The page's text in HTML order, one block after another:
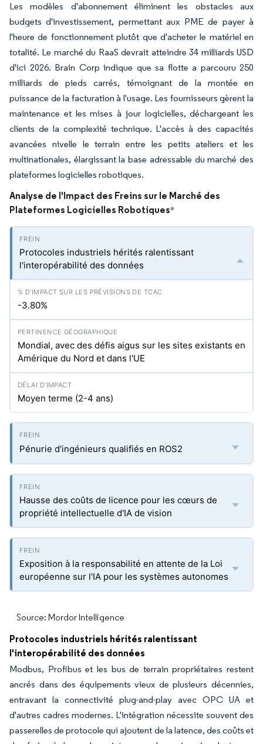
Les modèles d'abonnement éliminent les obstacles aux
budgets d'investissement, permettant aux PME de payer à
l'heure de fonctionnement plutôt que d'acheter le matériel en
totalité. Le marché du RaaS devrait atteindre 34 milliards USD
d'ici 2026. Brain Corp indique que sa flotte a parcouru 250
milliards de pieds carrés, témoignant de la montée en
puissance de la facturation à l'usage. Les fournisseurs gèrent la
maintenance et les mises à jour logicielles, déchargeant les
clients de la complexité technique. L'accès à des capacités
avancées nivelle le terrain entre les petits ateliers et les
multinationales, élargissant la base adressable du marché des
plateformes logicielles robotiques.
Analyse de l'Impact des Freins sur le Marché des
Plateformes Logicielles Robotiques*
Protocoles industriels hérités ralentissant
l'interopérabilité des données
-3.80%
Mondial, avec des défis aigus sur les sites existants en
Amérique du Nord et dans l'UE
Moyen terme (2-4 ans)
Pénurie d'ingénieurs qualifiés en ROS2
Hausse des coûts de licence pour les cœurs de
propriété intellectuelle d'IA de vision
Exposition à la responsabilité en attente de la Loi
européenne sur l'IA pour les systèmes autonomes
Source: Mordor Intelligence
Protocoles industriels hérités ralentissant
l'interopérabilité des données
Modbus, Profibus et les bus de terrain propriétaires restent
ancrés dans des équipements vieux de plusieurs décennies,
entravant la connectivité plug-and-play avec OPC UA et
d'autres cadres modernes. L'intégration nécessite souvent des
passerelles de protocole qui ajoutent de la latence, des coûts et